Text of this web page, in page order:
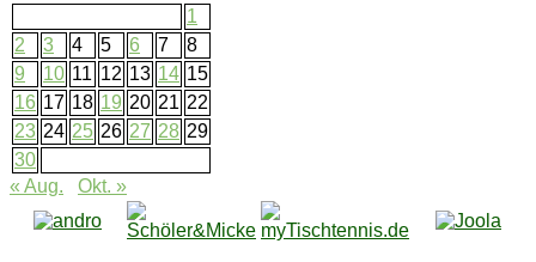
1
2
3 4 5 6 7
8
9
10 11 12 13 14 15
16 17 18 19 20 21 22
23 24 25 26 27 28 29
30
« Aug.
Okt. »